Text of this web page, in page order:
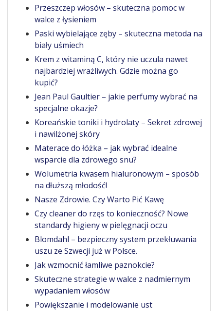
Przeszczep włosów – skuteczna pomoc w
walce z łysieniem
Paski wybielające zęby – skuteczna metoda na
biały uśmiech
Krem z witaminą C, który nie uczula nawet
najbardziej wrażliwych. Gdzie można go
kupić?
Jean Paul Gaultier – jakie perfumy wybrać na
specjalne okazje?
Koreańskie toniki i hydrolaty – Sekret zdrowej
i nawilżonej skóry
Materace do łóżka – jak wybrać idealne
wsparcie dla zdrowego snu?
Wolumetria kwasem hialuronowym – sposób
na dłuższą młodość!
Nasze Zdrowie. Czy Warto Pić Kawę
Czy cleaner do rzęs to konieczność? Nowe
standardy higieny w pielęgnacji oczu
Blomdahl – bezpieczny system przekłuwania
uszu ze Szwecji już w Polsce.
Jak wzmocnić łamliwe paznokcie?
Skuteczne strategie w walce z nadmiernym
wypadaniem włosów
Powiększanie i modelowanie ust